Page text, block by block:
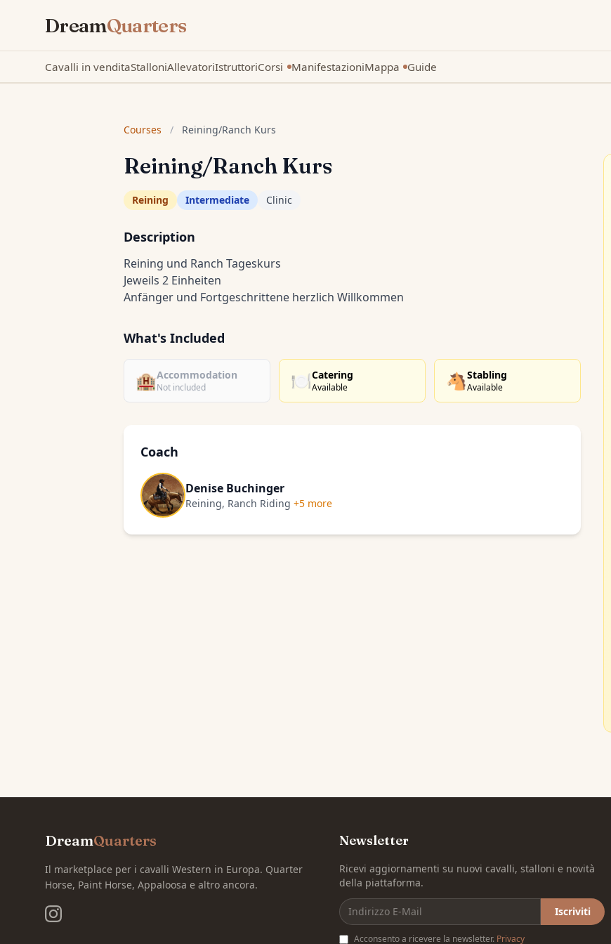
DreamQuarters
Cavalli in venditaStalloniAllevatoriIstruttoriCorsi
Nuovo
ManifestazioniMappa
Nuovo
Guide
Courses / Reining/Ranch Kurs
Reining/Ranch Kurs
Reining Intermediate Clinic
Description
Reining und Ranch Tageskurs
Jeweils 2 Einheiten
Anfänger und Fortgeschrittene herzlich Willkommen
What's Included
🏨Accommodation
Not included 🍽️Catering
Available 🐴Stabling
Available
Coach
Denise Buchinger
Reining, Ranch Riding +5 more
DreamQuarters
Il marketplace per i cavalli Western in Europa. Quarter
Horse, Paint Horse, Appaloosa e altro ancora.
Newsletter
Ricevi aggiornamenti su nuovi cavalli, stalloni e novità
della piattaforma.
Iscriviti
Acconsento a ricevere la newsletter. Privacy